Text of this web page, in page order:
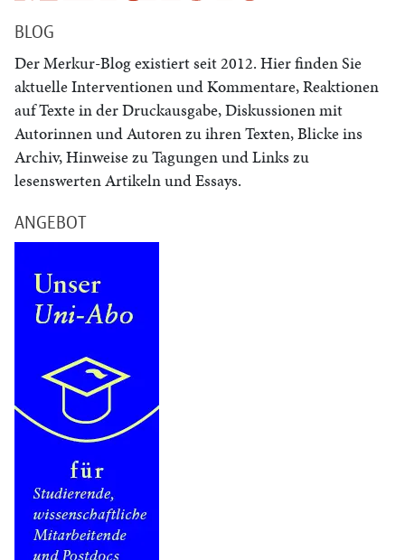
BLOG
Der Merkur-Blog existiert seit 2012. Hier finden Sie
aktuelle Interventionen und Kommentare, Reaktionen
auf Texte in der Druckausgabe, Diskussionen mit
Autorinnen und Autoren zu ihren Texten, Blicke ins
Archiv, Hinweise zu Tagungen und Links zu
lesenswerten Artikeln und Essays.
ANGEBOT